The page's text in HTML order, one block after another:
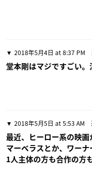
2018年5月4日 at 8:37 PM
堂本剛はマジですごい。
2018年5月5日 at 5:53 AM
最近、ヒーロー系の映画
マーベラスとか、ワーナ
1人主体の方も合作の方